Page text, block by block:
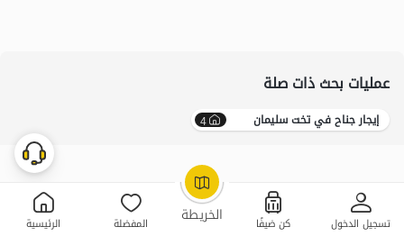
الخريطة تسجيل الدخول كن ضيفًا المفضلة الرئيسية
OpenStreetMap
عمليات بحث ذات صلة
إيجار جناح في تخت سلیمان 4